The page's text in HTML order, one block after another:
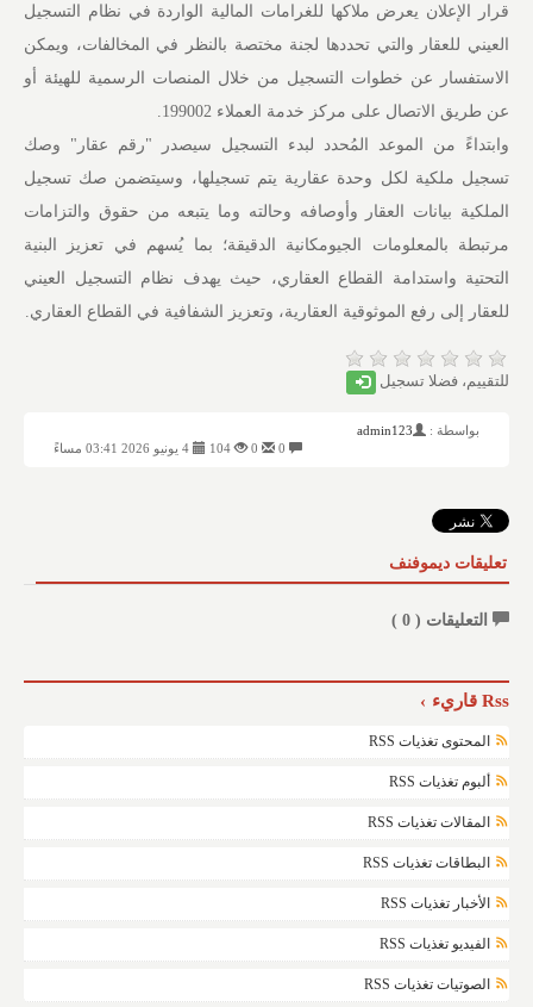
قرار الإعلان يعرض ملاكها للغرامات المالية الواردة في نظام التسجيل
العيني للعقار والتي تحددها لجنة مختصة بالنظر في المخالفات، ويمكن
الاستفسار عن خطوات التسجيل من خلال المنصات الرسمية للهيئة أو
عن طريق الاتصال على مركز خدمة العملاء 199002.
وابتداءً من الموعد المُحدد لبدء التسجيل سيصدر "رقم عقار" وصك
تسجيل ملكية لكل وحدة عقارية يتم تسجيلها، وسيتضمن صك تسجيل
الملكية بيانات العقار وأوصافه وحالته وما يتبعه من حقوق والتزامات
مرتبطة بالمعلومات الجيومكانية الدقيقة؛ بما يُسهم في تعزيز البنية
التحتية واستدامة القطاع العقاري، حيث يهدف نظام التسجيل العيني
للعقار إلى رفع الموثوقية العقارية، وتعزيز الشفافية في القطاع العقاري.
للتقييم، فضلا تسجيل
بواسطة :
admin123
104
تعليقات ديموفنف
التعليقات ( 0
)
Rss قاريء
المحتوى تغذيات RSS
ألبوم تغذيات RSS
المقالات تغذيات RSS
البطاقات تغذيات RSS
الأخبار تغذيات RSS
الفيديو تغذيات RSS
الصوتيات تغذيات RSS